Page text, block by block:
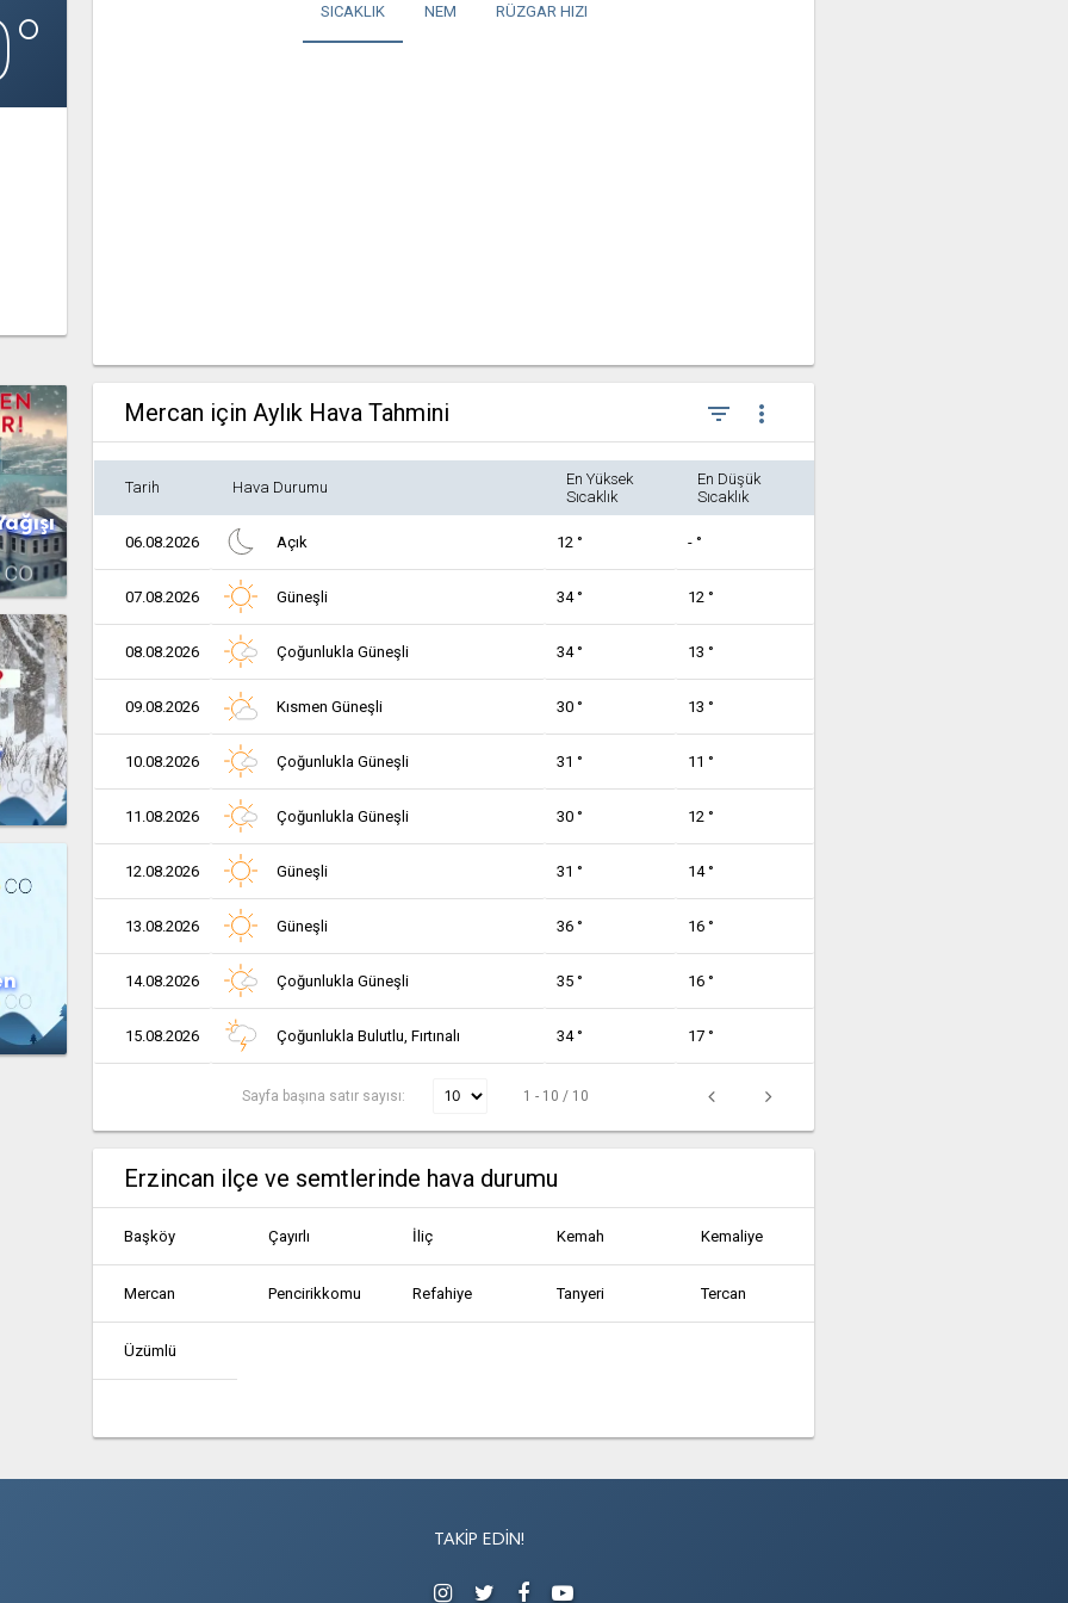
SICAKLIK NEM RÜZGAR HIZI
Mercan için Aylık Hava Tahmini filter_list more_vert
Tarih Hava Durumu
En Yüksek
Sıcaklık
En Düşük
Sıcaklık
06.08.2026 Açık 12 ° - °
07.08.2026 Güneşli 34 ° 12 °
08.08.2026 Çoğunlukla Güneşli 34 ° 13 °
09.08.2026 Kısmen Güneşli 30 ° 13 °
10.08.2026 Çoğunlukla Güneşli 31 ° 11 °
11.08.2026 Çoğunlukla Güneşli 30 ° 12 °
12.08.2026 Güneşli 31 ° 14 °
13.08.2026 Güneşli 36 ° 16 °
14.08.2026 Çoğunlukla Güneşli 35 ° 16 °
15.08.2026 Çoğunlukla Bulutlu, Fırtınalı 34 ° 17 °
Sayfa başına satır sayısı: 1 - 10 / 10
Erzincan ilçe ve semtlerinde hava durumu
Başköy Çayırlı İliç Kemah Kemaliye
Mercan Pencirikkomu Refahiye Tanyeri Tercan
Üzümlü
TAKIP EDIN!